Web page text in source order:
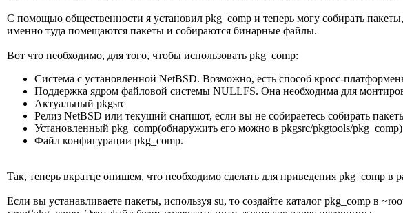
С помощью общественности я установил pkg_comp и теперь могу собирать
именно туда помещаются пакеты и собираются бинарные файлы.
Вот что необходимо, для того, чтобы использовать pkg_comp:
Система с установленной NetBSD. Возможно, есть способ кросс-
Поддержка ядром файловой системы NULLFS. Она необходима для
Актуальный pkgsrc
Релиз NetBSD или текущий снапшот, если вы не собираетесь собирать
Установленный pkg_comp(обнаружить его можно в pkgsrc/pkgtools/pkg_comp)
Файл конфигурации pkg_comp.
Так, теперь вкратце опишем, что необходимо сделать для приведения pkg_comp
Если вы устанавливаете пакеты, используя su, то создайте каталог pkg_comp в